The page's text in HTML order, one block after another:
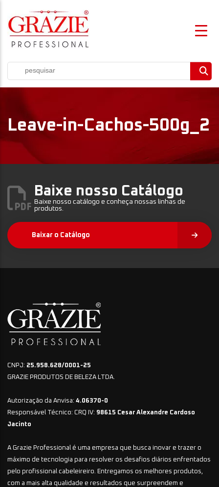
Leave-in-Cachos-500g_2
Baixe nosso Catálogo
Baixe nosso catálogo e conheça nossas linhas de
produtos.
Baixar o Catálogo
CNPJ: 25.958.628/0001-25
GRAZIE PRODUTOS DE BELEZA LTDA.
Autorização da Anvisa: 4.06370-0
Responsável Técnico: CRQ IV: 98615 Cesar Alexandre Cardoso
Jacinto
A Grazie Professional é uma empresa que busca inovar e trazer o
máximo de tecnologia para resolver os desafios diários enfrentados
pelo profissional cabeleireiro. Entregamos os melhores produtos,
com a mais alta qualidade e resultados que surpreendem e